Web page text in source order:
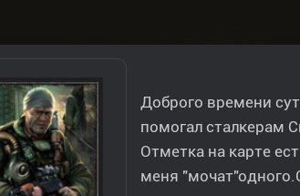
Доброго времени
помогал сталкерам
Отметка на карте
меня